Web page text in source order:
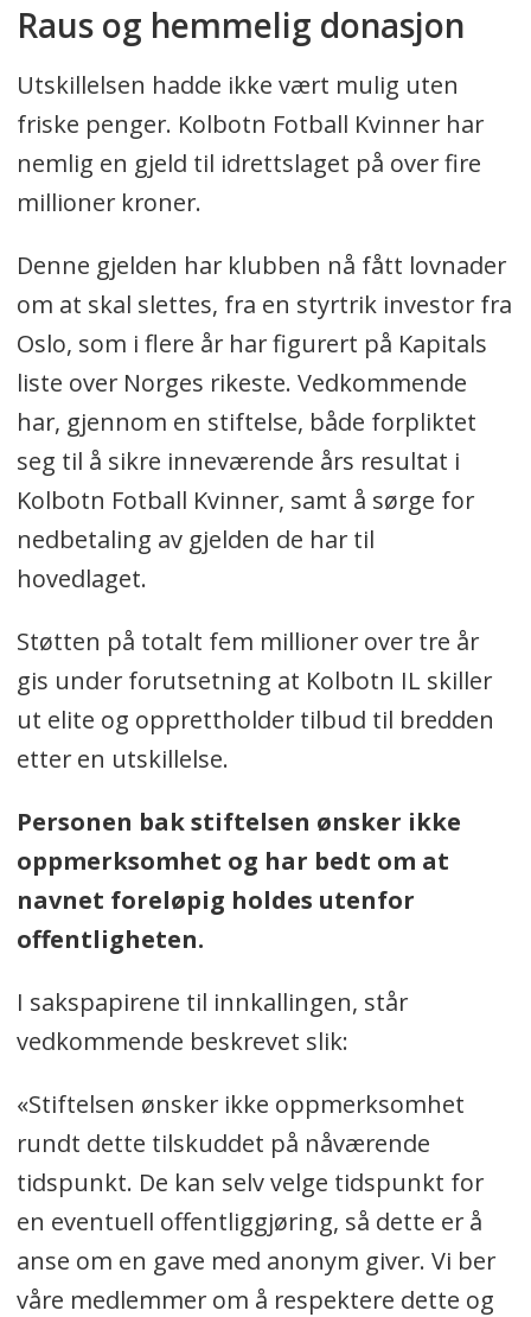
Raus og hemmelig donasjon
Utskillelsen hadde ikke vært mulig uten
friske penger. Kolbotn Fotball Kvinner har
nemlig en gjeld til idrettslaget på over fire
millioner kroner.
Denne gjelden har klubben nå fått lovnader
om at skal slettes, fra en styrtrik investor fra
Oslo, som i flere år har figurert på Kapitals
liste over Norges rikeste. Vedkommende
har, gjennom en stiftelse, både forpliktet
seg til å sikre inneværende års resultat i
Kolbotn Fotball Kvinner, samt å sørge for
nedbetaling av gjelden de har til
hovedlaget.
Støtten på totalt fem millioner over tre år
gis under forutsetning at Kolbotn IL skiller
ut elite og opprettholder tilbud til bredden
etter en utskillelse.
Personen bak stiftelsen ønsker ikke
oppmerksomhet og har bedt om at
navnet foreløpig holdes utenfor
offentligheten.
I sakspapirene til innkallingen, står
vedkommende beskrevet slik:
«Stiftelsen ønsker ikke oppmerksomhet
rundt dette tilskuddet på nåværende
tidspunkt. De kan selv velge tidspunkt for
en eventuell offentliggjøring, så dette er å
anse om en gave med anonym giver. Vi ber
våre medlemmer om å respektere dette og